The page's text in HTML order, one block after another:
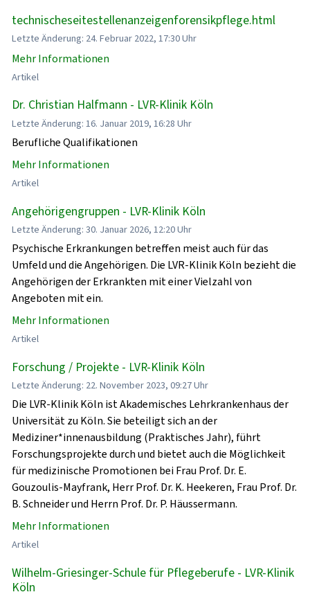
technischeseitestellenanzeigenforensikpflege.html
Letzte Änderung: 24. Februar 2022, 17:30 Uhr
Mehr Informationen
Artikel
Dr. Christian Halfmann - LVR-Klinik Köln
Letzte Änderung: 16. Januar 2019, 16:28 Uhr
Berufliche Qualifikationen
Mehr Informationen
Artikel
Angehörigengruppen - LVR-Klinik Köln
Letzte Änderung: 30. Januar 2026, 12:20 Uhr
Psychische Erkrankungen betreffen meist auch für das
Umfeld und die Angehörigen. Die LVR-Klinik Köln bezieht die
Angehörigen der Erkrankten mit einer Vielzahl von
Angeboten mit ein.
Mehr Informationen
Artikel
Forschung / Projekte - LVR-Klinik Köln
Letzte Änderung: 22. November 2023, 09:27 Uhr
Die LVR-Klinik Köln ist Akademisches Lehrkrankenhaus der
Universität zu Köln. Sie beteiligt sich an der
Mediziner*innenausbildung (Praktisches Jahr), führt
Forschungsprojekte durch und bietet auch die Möglichkeit
für medizinische Promotionen bei Frau Prof. Dr. E.
Gouzoulis-Mayfrank, Herr Prof. Dr. K. Heekeren, Frau Prof. Dr.
B. Schneider und Herrn Prof. Dr. P. Häussermann.
Mehr Informationen
Artikel
Wilhelm-Griesinger-Schule für Pflegeberufe - LVR-Klinik
Köln